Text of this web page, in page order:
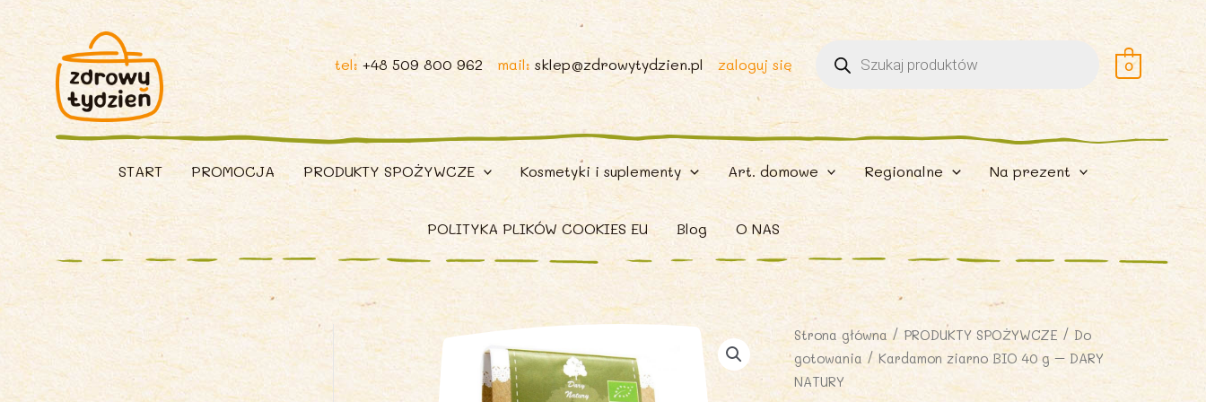
tel: +48 509 800 962 mail: sklep@zdrowytydzien.pl zaloguj się
Wyszukiwarka
produktów 0
START PROMOCJA PRODUKTY SPOŻYWCZE Kosmetyki i suplementy Art. domowe Regionalne Na prezent
POLITYKA PLIKÓW COOKIES EU Blog O NAS
Strona główna / PRODUKTY SPOŻYWCZE /Do
gotowania / Kardamon ziarno BIO 40 g – DARY
NATURY